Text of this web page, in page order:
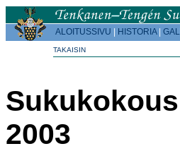
ALOITUSSIVU HISTORIA|
TAKAISIN
2003